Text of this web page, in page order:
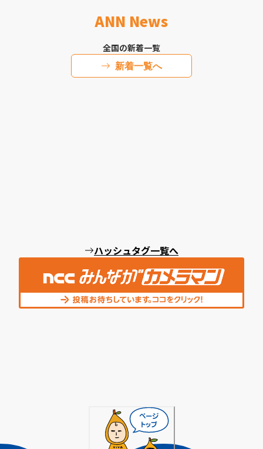
ANN News
全国の新着一覧
新着一覧へ
ハッシュタグ一覧へ